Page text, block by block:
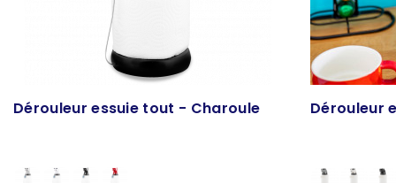
Dérouleur essuie tout - Charoule Dérouleur